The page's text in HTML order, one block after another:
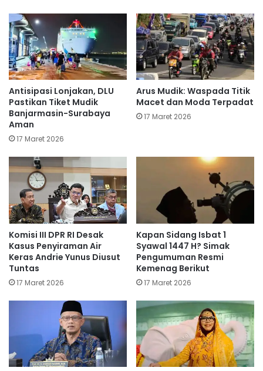
Antisipasi Lonjakan, DLU
Pastikan Tiket Mudik
Banjarmasin-Surabaya
Aman
17 Maret 2026
Arus Mudik: Waspada Titik
Macet dan Moda Terpadat
17 Maret 2026
Komisi III DPR RI Desak
Kasus Penyiraman Air
Keras Andrie Yunus Diusut
Tuntas
17 Maret 2026
Kapan Sidang Isbat 1
Syawal 1447 H? Simak
Pengumuman Resmi
Kemenag Berikut
17 Maret 2026